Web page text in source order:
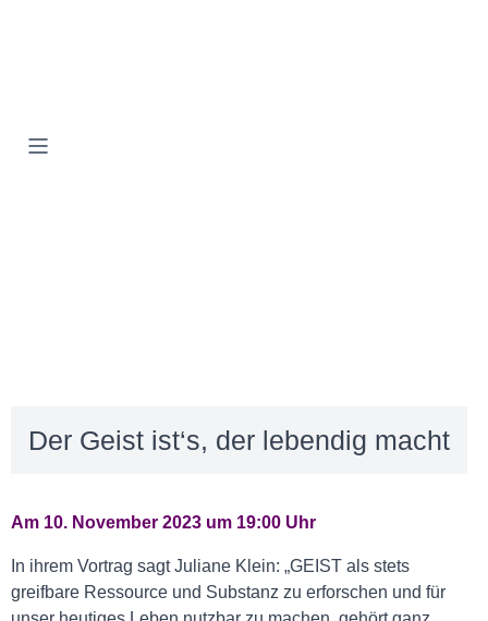
Der Geist ist‘s, der lebendig macht
Am 10. November 2023 um 19:00 Uhr
In ihrem Vortrag sagt Juliane Klein: „GEIST als stets
greifbare Ressource und Substanz zu erforschen und für